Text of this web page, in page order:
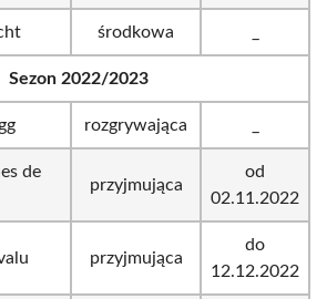
środkowa
Sezon 2022/2023
rozgrywająca
de
przyjmująca
od
02.11.2022
przyjmująca
do
12.12.2022